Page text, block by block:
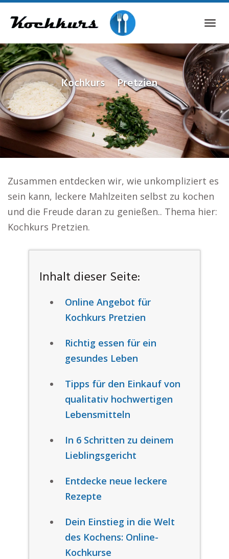
content
Kochkurs Pretzien
Zusammen entdecken wir, wie unkompliziert es
sein kann, leckere Mahlzeiten selbst zu kochen
und die Freude daran zu genießen.. Thema hier:
Kochkurs Pretzien.
Inhalt dieser Seite:
Online Angebot für
Kochkurs Pretzien
Richtig essen für ein
gesundes Leben
Tipps für den Einkauf von
qualitativ hochwertigen
Lebensmitteln
In 6 Schritten zu deinem
Lieblingsgericht
Entdecke neue leckere
Rezepte
Dein Einstieg in die Welt
des Kochens: Online-
Kochkurse